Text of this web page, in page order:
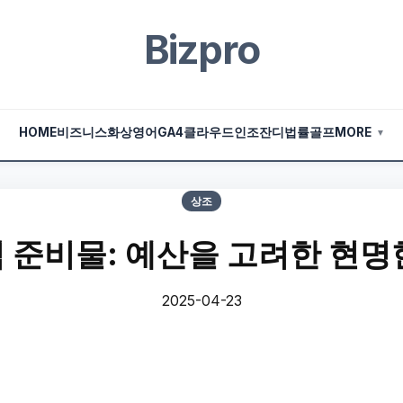
Bizpro
HOME비즈니스화상영어 GA4클라우드인조잔디 법률골프MORE ▼
상조
준비물: 예산을 고려한 현명
2025-04-23